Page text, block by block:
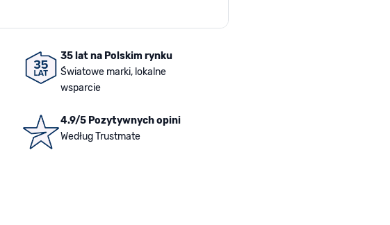
35 lat na Polskim rynku
Światowe marki, lokalne
wsparcie
4.9/5 Pozytywnych opini
Według Trustmate